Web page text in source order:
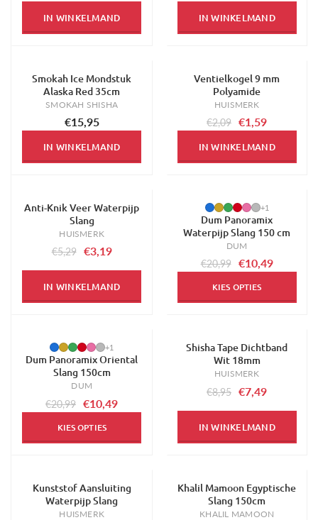
IN WINKELMAND IN WINKELMAND
Smokah Ice Mondstuk
Alaska Red 35cm
SMOKAH SHISHA
€15,95
IN WINKELMAND
-24%Ventielkogel 9 mm
Polyamide
HUISMERK
€2,09 €1,59
IN WINKELMAND
-40%
Anti-Knik Veer Waterpijp
Slang
HUISMERK
€5,29 €3,19
IN WINKELMAND
+1
Dum Panoramix
Waterpijp Slang 150 cm
DUM
€20,99 €10,49
KIES OPTIES
+1
Dum Panoramix Oriental
Slang 150cm
DUM
€20,99 €10,49
KIES OPTIES
-16%
Shisha Tape Dichtband
Wit 18mm
HUISMERK
€8,95 €7,49
IN WINKELMAND
-49%
Kunststof Aansluiting
Waterpijp Slang
HUISMERK
-50%
Khalil Mamoon Egyptische
Slang 150cm
KHALIL MAMOON